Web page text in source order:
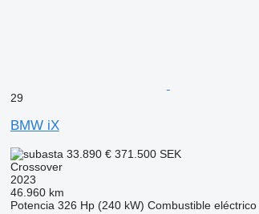
29
BMW iX
33.890 € 371.500 SEK
Crossover
2023
46.960 km
Potencia 326 Hp (240 kW) Combustible eléctrico